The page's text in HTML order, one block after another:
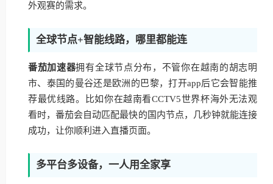
外观赛的需求。
全球节点+智能线路，哪里都能连
番茄加速器拥有全球节点分布，不管你在越南的胡志明
市、泰国的曼谷还是欧洲的巴黎，打开app后它会智能推
荐最优线路。比如你在越南看CCTV5世界杯海外无法观
看时，番茄会自动匹配最快的国内节点，几秒钟就能连接
成功，让你顺利进入直播页面。
多平台多设备，一人用全家享